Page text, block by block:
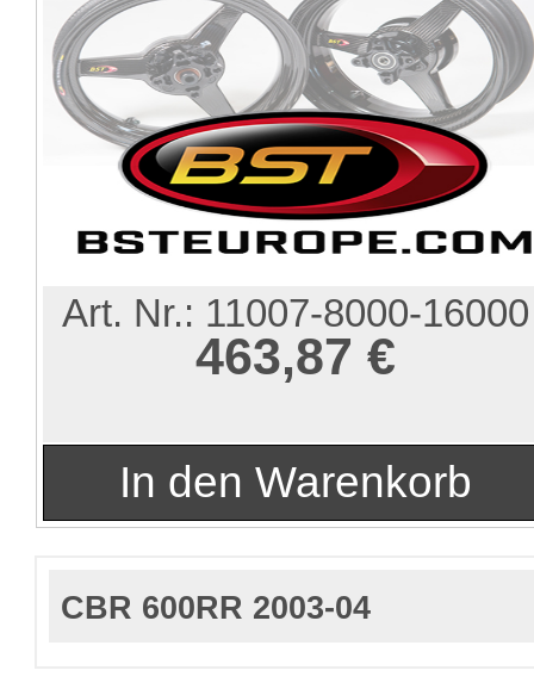
Art. Nr.: 11007-8000-16000
463,87 €
CBR 600RR 2003-04